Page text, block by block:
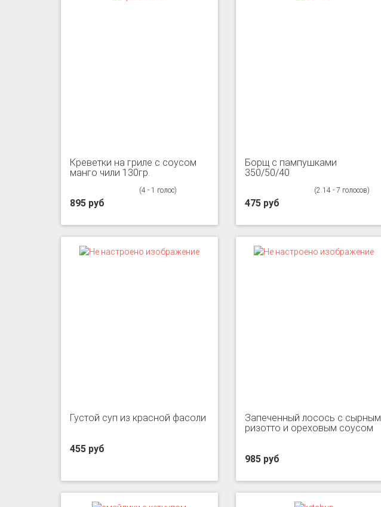
Креветки на гриле с соусом
манго чили 130гр.
(4 - 1 голос)
895 руб
Борщ с пампушками
350/50/40
(2.14 - 7 голосов)
475 руб
Густой суп из красной фасоли
455 руб
Запеченный лосось с сырным
ризотто и ореховым соусом
985 руб